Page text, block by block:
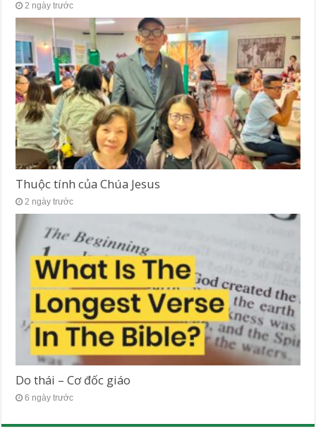
2 ngày trước
Thuộc tính của Chúa Jesus
2 ngày trước
Do thái – Cơ đốc giáo
6 ngày trước